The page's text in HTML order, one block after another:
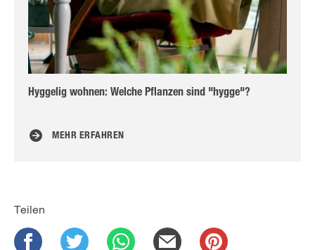
Hyggelig wohnen: Welche Pflanzen sind "hygge"?
MEHR ERFAHREN
Teilen